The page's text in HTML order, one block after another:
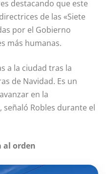
destacando que este
de las «Siete
por el Gobierno
más humanas.
a la ciudad tras la
de Navidad. Es un
en la
Robles durante el
al orden